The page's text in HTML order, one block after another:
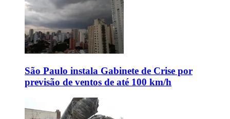
São Paulo instala Gabinete de Crise por
previsão de ventos de até 100 km/h